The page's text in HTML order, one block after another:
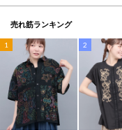
売れ筋ランキング
1 2